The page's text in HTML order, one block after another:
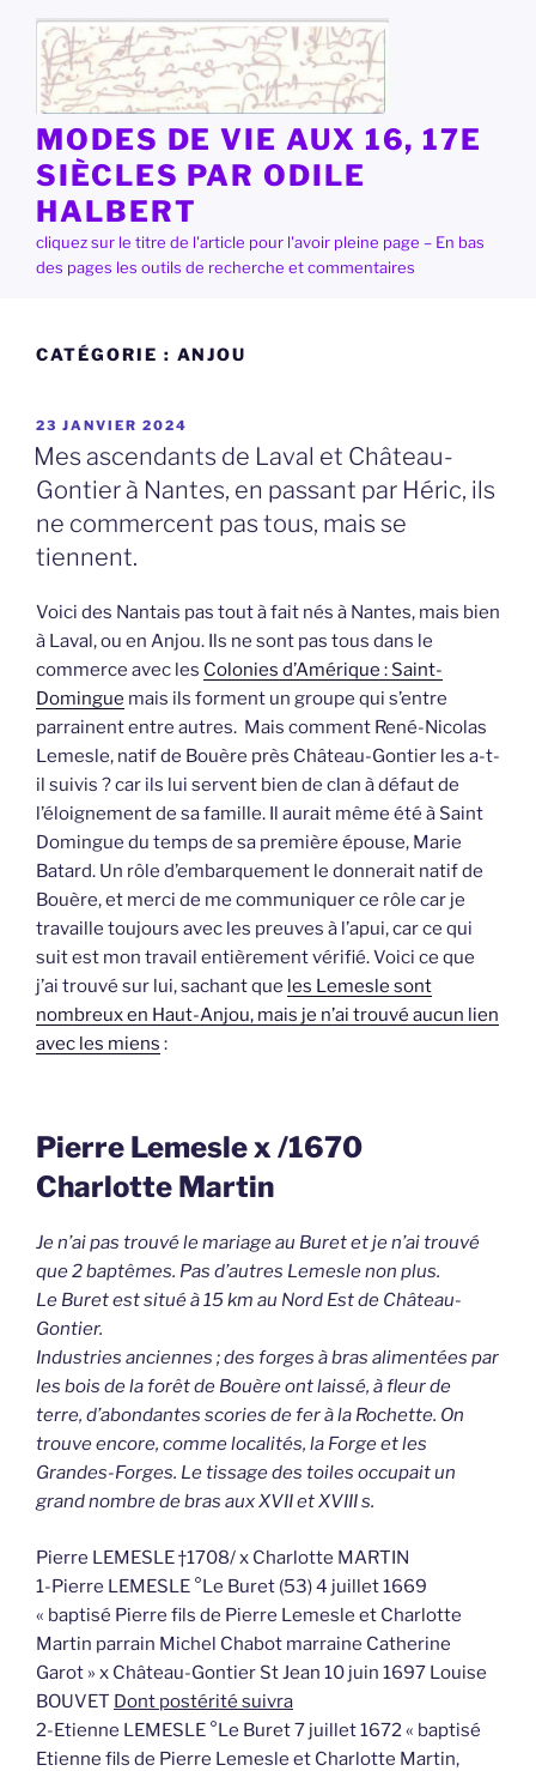
contenu
principal
MODES DE VIE AUX 16, 17E
SIÈCLES PAR ODILE
HALBERT
cliquez sur le titre de l'article pour l'avoir pleine page – En bas
des pages les outils de recherche et commentaires
CATÉGORIE : ANJOU
PUBLIÉ
LE
23 JANVIER 2024
Mes ascendants de Laval et Château-
Gontier à Nantes, en passant par Héric, ils
ne commercent pas tous, mais se
tiennent.
Voici des Nantais pas tout à fait nés à Nantes, mais bien
à Laval, ou en Anjou. Ils ne sont pas tous dans le
commerce avec les Colonies d’Amérique : Saint-
Domingue mais ils forment un groupe qui s’entre
parrainent entre autres. Mais comment René-Nicolas
Lemesle, natif de Bouère près Château-Gontier les a-t-
il suivis ? car ils lui servent bien de clan à défaut de
l’éloignement de sa famille. Il aurait même été à Saint
Domingue du temps de sa première épouse, Marie
Batard. Un rôle d’embarquement le donnerait natif de
Bouère, et merci de me communiquer ce rôle car je
travaille toujours avec les preuves à l’apui, car ce qui
suit est mon travail entièrement vérifié. Voici ce que
j’ai trouvé sur lui, sachant que les Lemesle sont
nombreux en Haut-Anjou, mais je n’ai trouvé aucun lien
avec les miens :
Pierre Lemesle x /1670
Charlotte Martin
Je n’ai pas trouvé le mariage au Buret et je n’ai trouvé
que 2 baptêmes. Pas d’autres Lemesle non plus.
Le Buret est situé à 15 km au Nord Est de Château-
Gontier.
Industries anciennes ; des forges à bras alimentées par
les bois de la forêt de Bouère ont laissé, à fleur de
terre, d’abondantes scories de fer à la Rochette. On
trouve encore, comme localités, la Forge et les
Grandes-Forges. Le tissage des toiles occupait un
grand nombre de bras aux XVII et XVIII s.
Pierre LEMESLE †1708/ x Charlotte MARTIN
1-Pierre LEMESLE °Le Buret (53) 4 juillet 1669
« baptisé Pierre fils de Pierre Lemesle et Charlotte
Martin parrain Michel Chabot marraine Catherine
Garot » x Château-Gontier St Jean 10 juin 1697 Louise
BOUVET Dont postérité suivra
2-Etienne LEMESLE °Le Buret 7 juillet 1672 « baptisé
Etienne fils de Pierre Lemesle et Charlotte Martin,